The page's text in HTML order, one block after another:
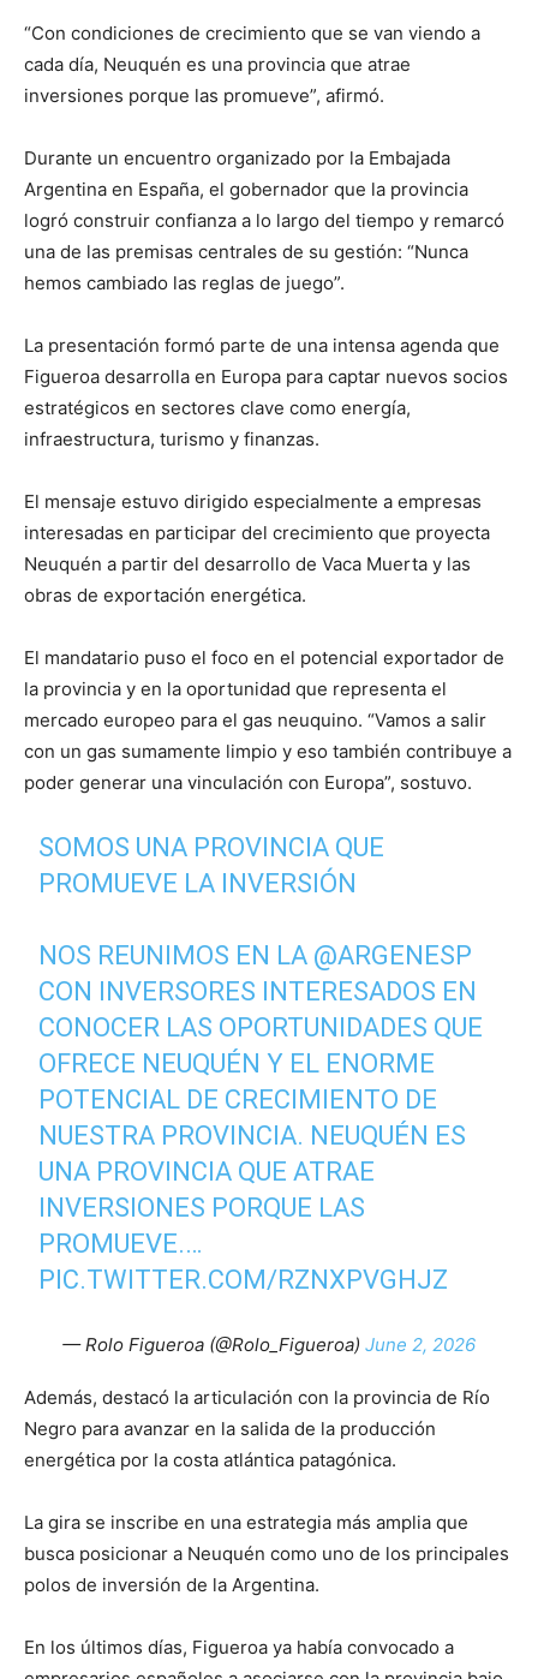
“Con condiciones de crecimiento que se van viendo a
cada día, Neuquén es una provincia que atrae
inversiones porque las promueve”, afirmó.
Durante un encuentro organizado por la Embajada
Argentina en España, el gobernador que la provincia
logró construir confianza a lo largo del tiempo y remarcó
una de las premisas centrales de su gestión: “Nunca
hemos cambiado las reglas de juego”.
La presentación formó parte de una intensa agenda que
Figueroa desarrolla en Europa para captar nuevos socios
estratégicos en sectores clave como energía,
infraestructura, turismo y finanzas.
El mensaje estuvo dirigido especialmente a empresas
interesadas en participar del crecimiento que proyecta
Neuquén a partir del desarrollo de Vaca Muerta y las
obras de exportación energética.
El mandatario puso el foco en el potencial exportador de
la provincia y en la oportunidad que representa el
mercado europeo para el gas neuquino. “Vamos a salir
con un gas sumamente limpio y eso también contribuye a
poder generar una vinculación con Europa”, sostuvo.
SOMOS UNA PROVINCIA QUE
PROMUEVE LA INVERSIÓN
NOS REUNIMOS EN LA @ARGENESP
CON INVERSORES INTERESADOS EN
CONOCER LAS OPORTUNIDADES QUE
OFRECE NEUQUÉN Y EL ENORME
POTENCIAL DE CRECIMIENTO DE
NUESTRA PROVINCIA. NEUQUÉN ES
UNA PROVINCIA QUE ATRAE
INVERSIONES PORQUE LAS
PROMUEVE.…
PIC.TWITTER.COM/RZNXPVGHJZ
— Rolo Figueroa (@Rolo_Figueroa) June 2, 2026
Además, destacó la articulación con la provincia de Río
Negro para avanzar en la salida de la producción
energética por la costa atlántica patagónica.
La gira se inscribe en una estrategia más amplia que
busca posicionar a Neuquén como uno de los principales
polos de inversión de la Argentina.
En los últimos días, Figueroa ya había convocado a